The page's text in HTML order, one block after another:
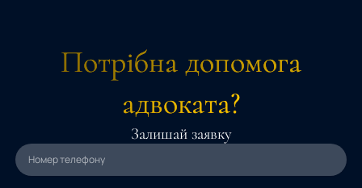
Потрібна допомога
адвоката?
Залишай заявку